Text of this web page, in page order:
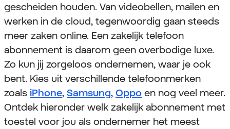
gescheiden houden. Van videobellen, mailen en
werken in de cloud, tegenwoordig gaan steeds
meer zaken online. Een zakelijk telefoon
abonnement is daarom geen overbodige luxe.
Zo kun jij zorgeloos ondernemen, waar je ook
bent. Kies uit verschillende telefoonmerken
zoals iPhone, Samsung, Oppo en nog veel meer.
Ontdek hieronder welk zakelijk abonnement met
toestel voor jou als ondernemer het meest